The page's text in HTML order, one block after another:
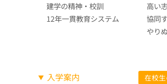
建学の精神・校訓
12年一貫教育システム
高い
協同
やり
入学案内 在校